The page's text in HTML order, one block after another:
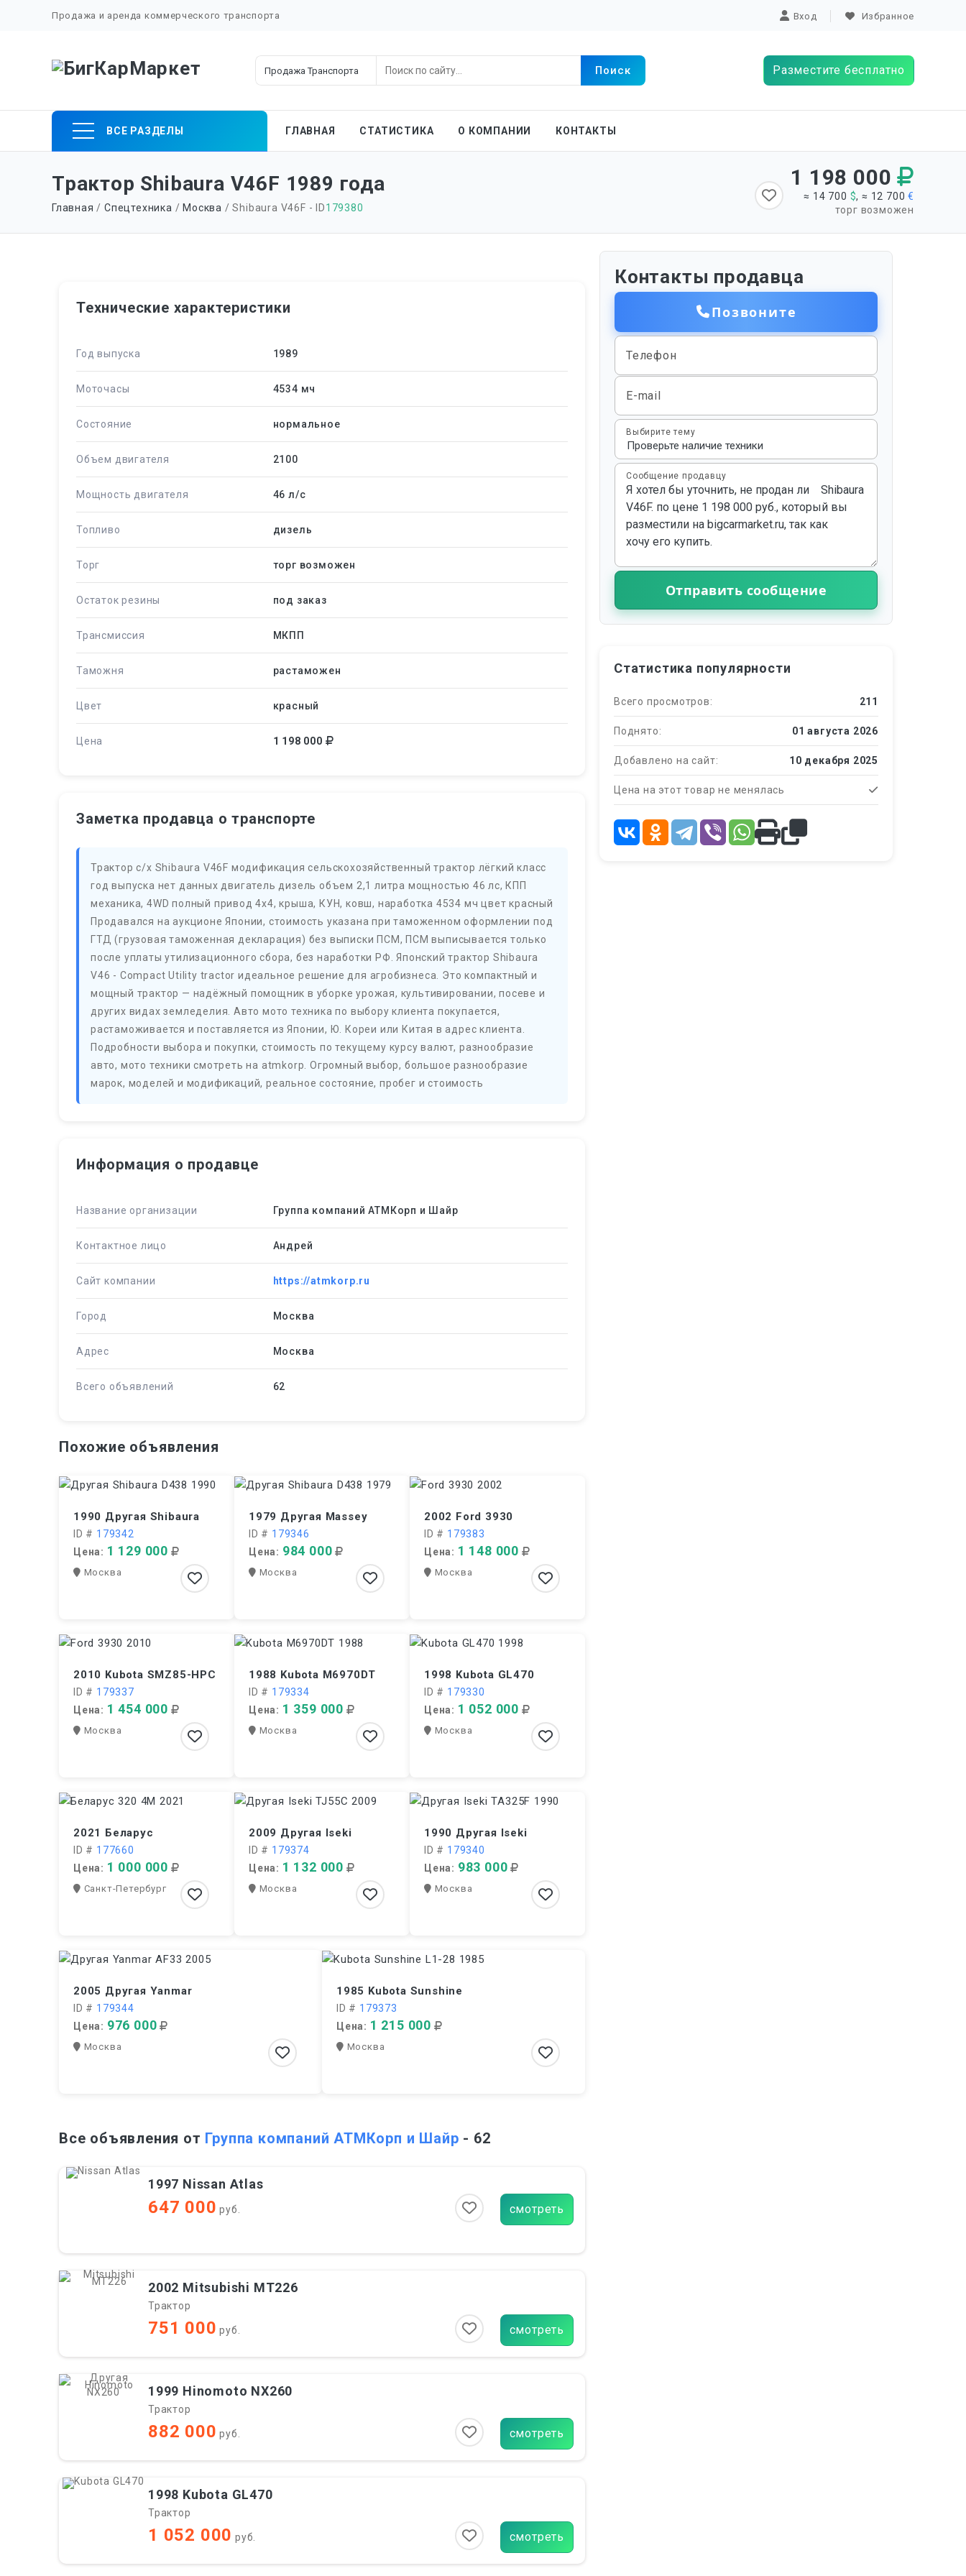
Продажа и аренда коммерческого транспорта Вход Избранное
Разместите бесплатно
ВСЕ РАЗДЕЛЫ
content
ГЛАВНАЯ СТАТИСТИКА О КОМПАНИИ КОНТАКТЫ
Трактор Shibaura V46F 1989 года
Главная /Спецтехника /Москва / Shibaura V46F - ID179380
1 198 000
≈ 14 700 $, ≈ 12 700€
торг возможен
Технические характеристики
Год выпуска 1989
Моточасы 4534 мч
Состояние нормальное
Объем двигателя 2100
Мощность двигателя 46 л/c
Топливо дизель
Торг торг возможен
Остаток резины под заказ
Трансмиссия МКПП
Таможня растаможен
Цвет красный
Цена 1 198 000
Заметка продавца о транспорте
Трактор с/х Shibaura V46F модификация сельскохозяйственный трактор лёгкий класс
год выпуска нет данных двигатель дизель объем 2,1 литра мощностью 46 лс, КПП
механика, 4WD полный привод 4х4, крыша, КУН, ковш, наработка 4534 мч цвет красный
Продавался на аукционе Японии, стоимость указана при таможенном оформлении под
ГТД (грузовая таможенная декларация) без выписки ПСМ, ПСМ выписывается только
после уплаты утилизационного сбора, без наработки РФ. Японский трактор Shibaura
V46 - Compact Utility tractor идеальное решение для агробизнеса. Это компактный и
мощный трактор — надёжный помощник в уборке урожая, культивировании, посеве и
других видах земледелия. Авто мото техника по выбору клиента покупается,
растаможивается и поставляется из Японии, Ю. Кореи или Китая в адрес клиента.
Подробности выбора и покупки, стоимость по текущему курсу валют, разнообразие
авто, мото техники смотреть на atmkorp. Огромный выбор, большое разнообразие
марок, моделей и модификаций, реальное состояние, пробег и стоимость
Информация о продавце
Название организации Группа компаний АТМКорп и Шайр
Контактное лицо Андрей
Сайт компании https://atmkorp.ru
Город Москва
Адрес Москва
Всего объявлений 62
Похожие объявления
1990 Другая Shibaura
ID # 179342
Цена: 1 129 000
Москва
1979 Другая Massey
ID # 179346
Цена: 984 000
Москва
2002 Ford 3930
ID # 179383
Цена: 1 148 000
Москва
2010 Kubota SMZ85-HPC
ID # 179337
Цена: 1 454 000
Москва
1988 Kubota M6970DT
ID # 179334
Цена: 1 359 000
Москва
1998 Kubota GL470
ID # 179330
Цена: 1 052 000
Москва
2021 Беларус
ID # 177660
Цена: 1 000 000
Санкт-Петербург
2009 Другая Iseki
ID # 179374
Цена: 1 132 000
Москва
1990 Другая Iseki
ID # 179340
Цена: 983 000
Москва
2005 Другая Yanmar
ID # 179344
Цена: 976 000
Москва
1985 Kubota Sunshine
ID # 179373
Цена: 1 215 000
Москва
Все объявления от Группа компаний АТМКорп и Шайр - 62
1997 Nissan Atlas
647 000 руб. смотреть
2002 Mitsubishi MT226
Трактор
751 000 руб. смотреть
1999 Hinomoto NX260
Трактор
882 000 руб. смотреть
1998 Kubota GL470
Трактор
1 052 000 руб. смотреть
Контакты продавца
Позвоните
Телефон
E-mail
Выбирите тему
Сообщение продавцу
Отправить сообщение
Статистика популярности
Всего просмотров: 211
Поднято: 01 августа 2026
Добавлено на сайт: 10 декабря 2025
Цена на этот товар не менялась